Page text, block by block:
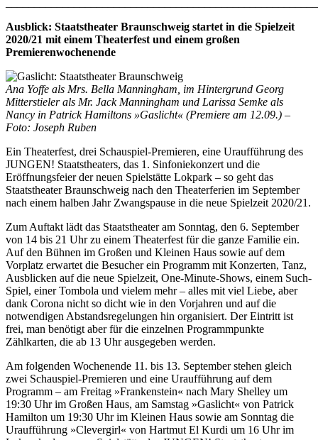
Ausblick: Staatstheater Braunschweig startet in die Spielzeit
2020/21 mit einem Theaterfest und einem großen
Premierenwochenende
Ana Yoffe als Mrs. Bella Manningham, im Hintergrund Georg
Mitterstieler als Mr. Jack Manningham und Larissa Semke als
Nancy in Patrick Hamiltons »Gaslicht« (Premiere am 12.09.) –
Foto: Joseph Ruben
Ein Theaterfest, drei Schauspiel-Premieren, eine Uraufführung des
JUNGEN! Staatstheaters, das 1. Sinfoniekonzert und die
Eröffnungsfeier der neuen Spielstätte Lokpark – so geht das
Staatstheater Braunschweig nach den Theaterferien im September
nach einem halben Jahr Zwangspause in die neue Spielzeit 2020/21.
Zum Auftakt lädt das Staatstheater am Sonntag, den 6. September
von 14 bis 21 Uhr zu einem Theaterfest für die ganze Familie ein.
Auf den Bühnen im Großen und Kleinen Haus sowie auf dem
Vorplatz erwartet die Besucher ein Programm mit Konzerten, Tanz,
Ausblicken auf die neue Spielzeit, One-Minute-Shows, einem Such-
Spiel, einer Tombola und vielem mehr – alles mit viel Liebe, aber
dank Corona nicht so dicht wie in den Vorjahren und auf die
notwendigen Abstandsregelungen hin organisiert. Der Eintritt ist
frei, man benötigt aber für die einzelnen Programmpunkte
Zählkarten, die ab 13 Uhr ausgegeben werden.
Am folgenden Wochenende 11. bis 13. September stehen gleich
zwei Schauspiel-Premieren und eine Uraufführung auf dem
Programm – am Freitag »Frankenstein« nach Mary Shelley um
19:30 Uhr im Großen Haus, am Samstag »Gaslicht« von Patrick
Hamilton um 19:30 Uhr im Kleinen Haus sowie am Sonntag die
Uraufführung »Clevergirl« von Hartmut El Kurdi um 16 Uhr im